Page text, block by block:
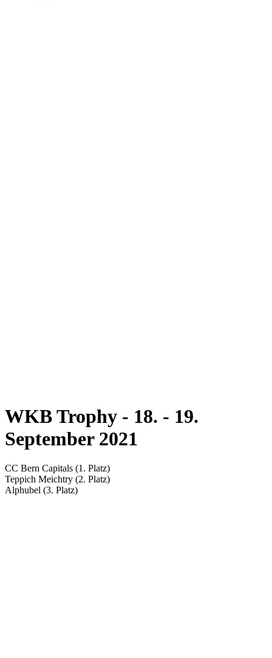
WKB Trophy - 18. - 19.
September 2021
CC Bern Capitals (1. Platz)
Teppich Meichtry (2. Platz)
Alphubel (3. Platz)